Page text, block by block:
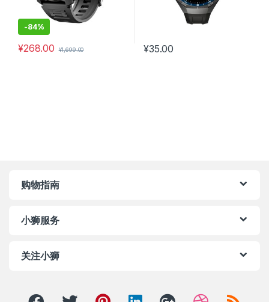
-84%
¥268.00 ¥1,699.00 ¥35.00
购物指南
小狮服务
关注小狮